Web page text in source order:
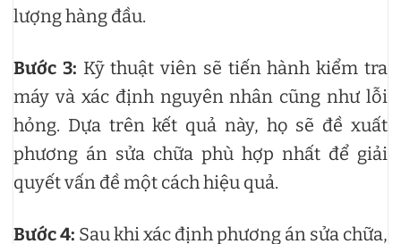
lượng hàng đầu.
Bước 3: Kỹ thuật viên sẽ tiến hành kiểm tra
máy và xác định nguyên nhân cũng như lỗi
hỏng. Dựa trên kết quả này, họ sẽ đề xuất
phương án sửa chữa phù hợp nhất để giải
quyết vấn đề một cách hiệu quả.
Bước 4: Sau khi xác định phương án sửa chữa,